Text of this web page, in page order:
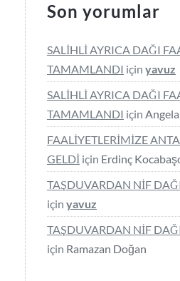
Son yorumlar
SALİHLİ AYRICA DAĞI
TAMAMLANDI için yavuz
SALİHLİ AYRICA DAĞI
TAMAMLANDI için
FAALİYETLERİMİZE
GELDİ için Erdinç
TAŞDUVARDAN NİF
için yavuz
TAŞDUVARDAN NİF
için Ramazan Doğan